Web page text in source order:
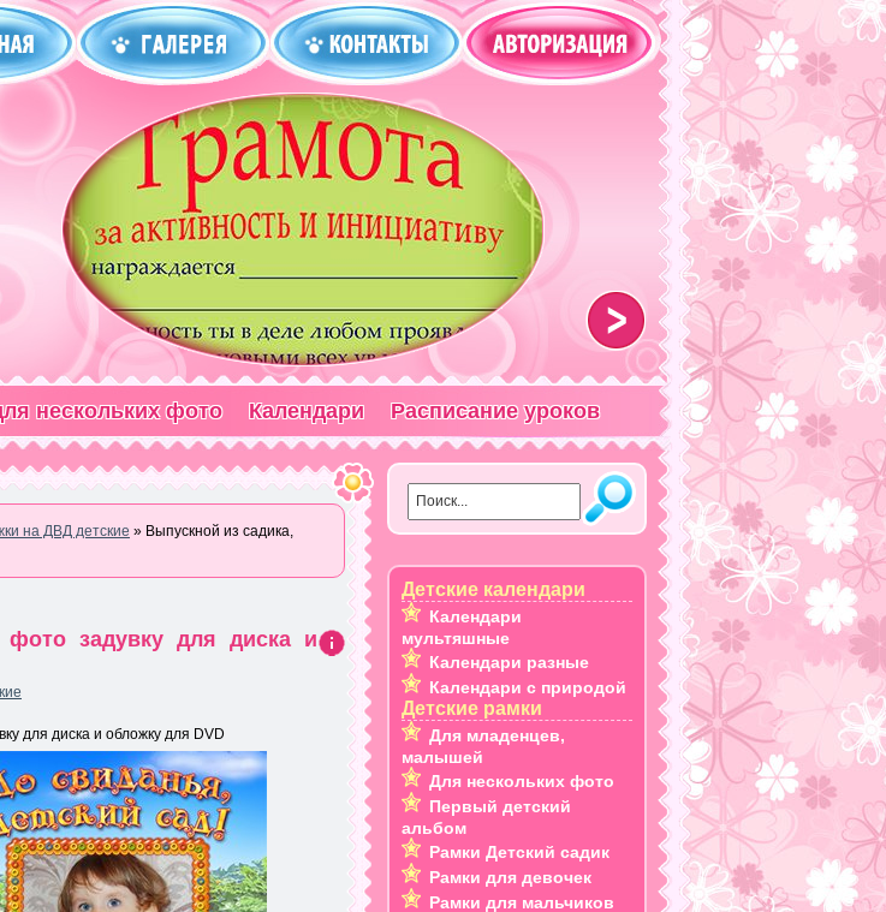
нескольких фото Календари Расписание уроков
на ДВД детские » Выпускной из садика,
задувку для диска и
для диска и обложку для DVD
Детские календари
Календари
мультяшные
Календари разные
Календари с природой
Детские рамки
Для младенцев,
малышей
Для нескольких фото
Первый детский
альбом
Рамки Детский садик
Рамки для девочек
Рамки для мальчиков